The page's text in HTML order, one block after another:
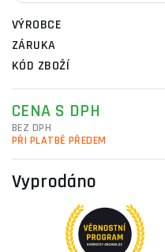
VÝROBCE
ZÁRUKA
KÓD ZBOŽÍ
CENA S DPH
BEZ DPH
PŘI PLATBĚ PŘEDEM
Vyprodáno